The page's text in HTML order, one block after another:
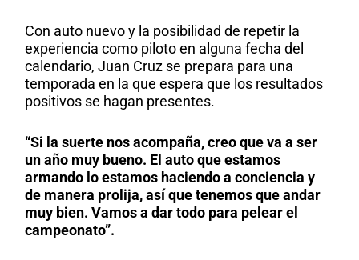
Con auto nuevo y la posibilidad de repetir la
experiencia como piloto en alguna fecha del
calendario, Juan Cruz se prepara para una
temporada en la que espera que los resultados
positivos se hagan presentes.
“Si la suerte nos acompaña, creo que va a ser
un año muy bueno. El auto que estamos
armando lo estamos haciendo a conciencia y
de manera prolija, así que tenemos que andar
muy bien. Vamos a dar todo para pelear el
campeonato”.